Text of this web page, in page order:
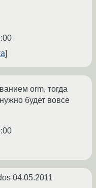
orm, тогда
будет вовсе
04.05.2011